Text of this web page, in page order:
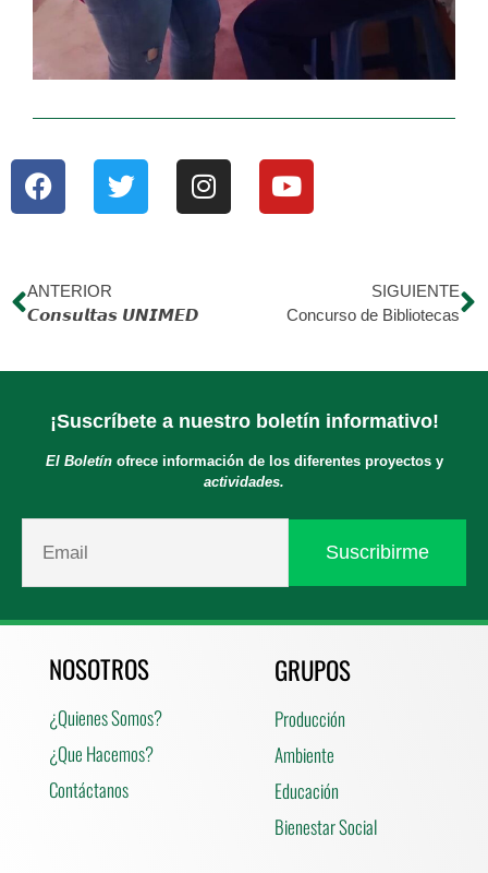
ANTERIOR
𝘾𝙤𝙣𝙨𝙪𝙡𝙩𝙖𝙨 𝙐𝙉𝙄𝙈𝙀𝘿
SIGUIENTE
Concurso de Bibliotecas
¡Suscríbete a nuestro boletín informativo!
El Boletínofrece información de los diferentes proyectos y
actividades.
NOSOTROS
¿Quienes Somos?
¿Que Hacemos?
Contáctanos
GRUPOS
Producción
Ambiente
Educación
Bienestar Social